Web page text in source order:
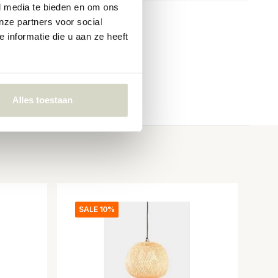
te bieden en om ons
partners voor social
informatie die u aan ze heeft
Alles toestaan
SALE 10%